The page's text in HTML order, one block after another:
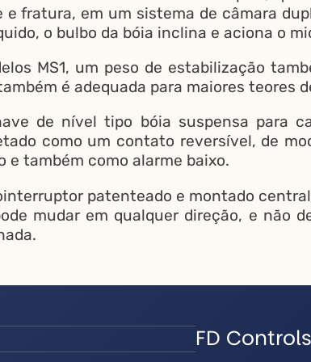
e fratura, em um sistema de câmara
o bulbo da bóia inclina e aciona o
MS1, um peso de estabilização
é adequada para maiores teores
de nível tipo bóia suspensa para
como um contato reversível, de
e também como alarme baixo.
patenteado e montado
mudar em qualquer direção, e não
FD Controls